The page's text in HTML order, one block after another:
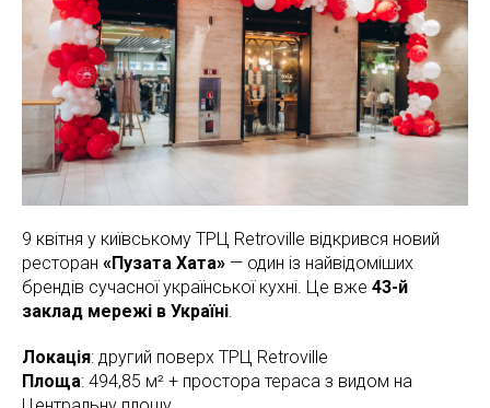
9 квітня у київському ТРЦ Retroville відкрився новий
ресторан «Пузата Хата» — один із найвідоміших
брендів сучасної української кухні. Це вже 43-й
заклад мережі в Україні.
Локація: другий поверх ТРЦ Retroville
Площа: 494,85 м² + простора тераса з видом на